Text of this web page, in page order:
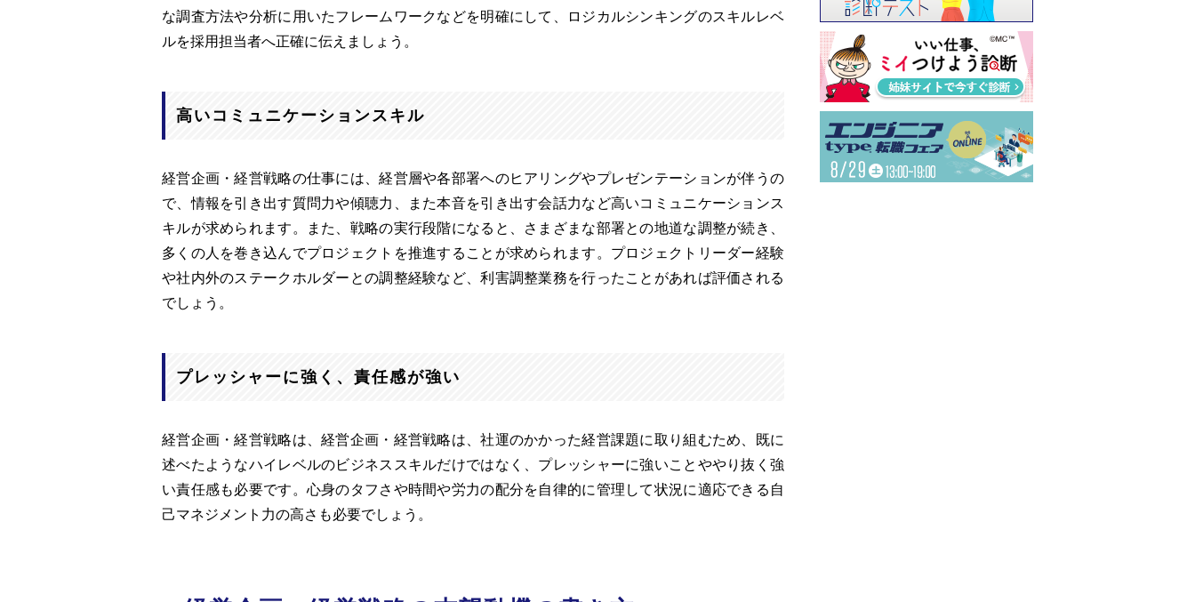
な調査方法や分析に用いたフレームワークなどを明確にして、ロジカルシンキングのスキルレベ
ルを採用担当者へ正確に伝えましょう。
高いコミュニケーションスキル
経営企画・経営戦略の仕事には、経営層や各部署へのヒアリングやプレゼンテーションが伴うの
で、情報を引き出す質問力や傾聴力、また本音を引き出す会話力など高いコミュニケーションス
キルが求められます。また、戦略の実行段階になると、さまざまな部署との地道な調整が続き、
多くの人を巻き込んでプロジェクトを推進することが求められます。プロジェクトリーダー経験
や社内外のステークホルダーとの調整経験など、利害調整業務を行ったことがあれば評価される
でしょう。
プレッシャーに強く、責任感が強い
経営企画・経営戦略は、経営企画・経営戦略は、社運のかかった経営課題に取り組むため、既に
述べたようなハイレベルのビジネススキルだけではなく、プレッシャーに強いことややり抜く強
い責任感も必要です。心身のタフさや時間や労力の配分を自律的に管理して状況に適応できる自
己マネジメント力の高さも必要でしょう。